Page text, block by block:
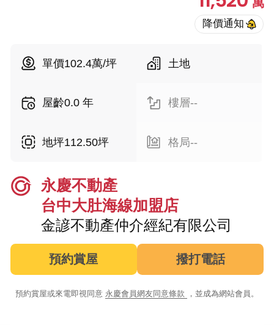
單價102.4萬/坪 土地
屋齡0.0 年 樓層--
地坪112.50坪 格局--
永慶不動產
台中大肚海線加盟店
金諺不動產仲介經紀有限公司
預約賞屋 撥打電話
預約賞屋或來電即視同意 永慶會員網友同意條款 ，並成為網站會員。